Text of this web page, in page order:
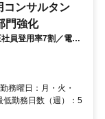
コンサルタン
門強化
員登用率7割／電通
月平均4時間19分
務曜日：月・火・
低勤務日数（週）：5